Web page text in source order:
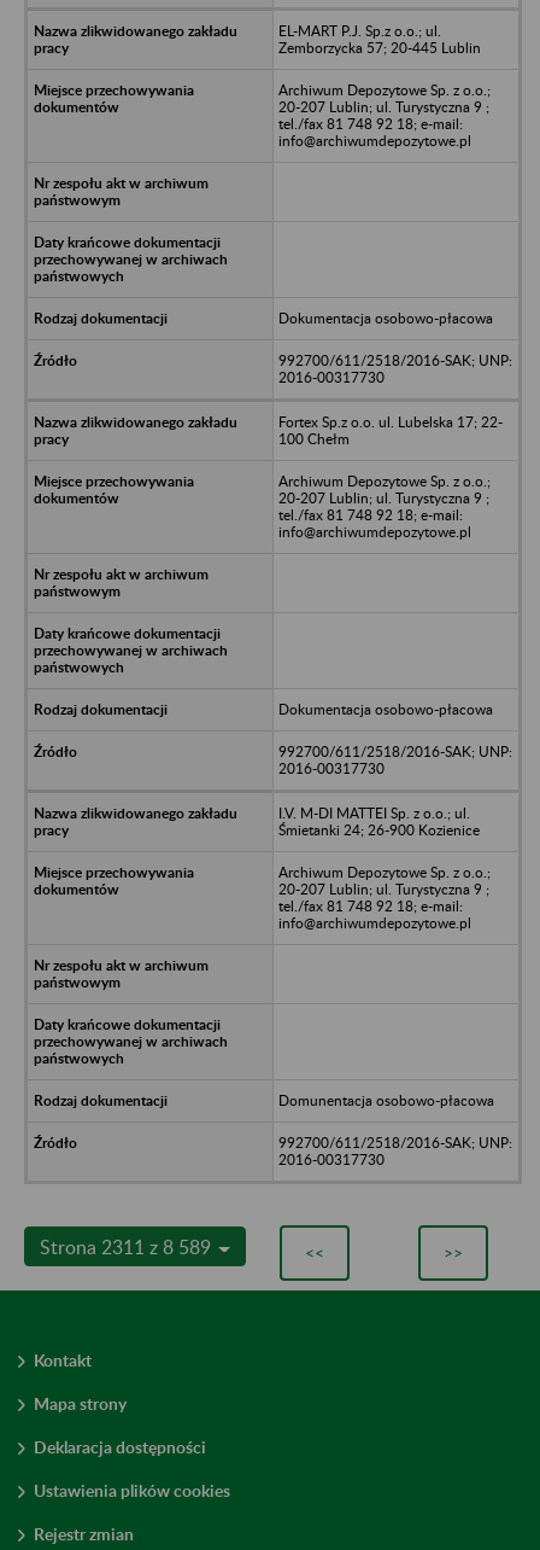
EL-MART P.J. Sp.z o.o.; ul.
Zemborzycka 57; 20-445 Lublin
Archiwum Depozytowe Sp. z o.o.;
20-207 Lublin; ul. Turystyczna 9 ;
tel./fax 81 748 92 18; e-mail:
info@archiwumdepozytowe.pl
Dokumentacja osobowo-płacowa
992700/611/2518/2016-SAK; UNP:
2016-00317730
Fortex Sp.z o.o. ul. Lubelska 17; 22-
100 Chełm
Archiwum Depozytowe Sp. z o.o.;
20-207 Lublin; ul. Turystyczna 9 ;
tel./fax 81 748 92 18; e-mail:
info@archiwumdepozytowe.pl
Dokumentacja osobowo-płacowa
992700/611/2518/2016-SAK; UNP:
2016-00317730
I.V. M-DI MATTEI Sp. z o.o.; ul.
Śmietanki 24; 26-900 Kozienice
Archiwum Depozytowe Sp. z o.o.;
20-207 Lublin; ul. Turystyczna 9 ;
tel./fax 81 748 92 18; e-mail:
info@archiwumdepozytowe.pl
Domunentacja osobowo-płacowa
992700/611/2518/2016-SAK; UNP:
2016-00317730
Strona 2311 z 8 589 << >>
Kontakt
Mapa strony
Deklaracja dostępności
Ustawienia plików cookies
Rejestr zmian